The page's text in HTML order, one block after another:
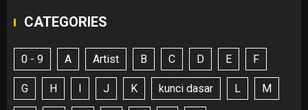
CATEGORIES
0 - 9 A Artist B C D E F
G H I J K kunci dasar L M